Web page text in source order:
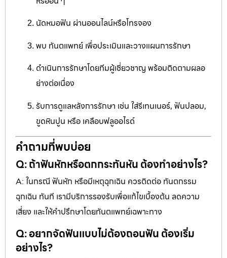
นัดหมอฟัน ผ่านออนไลน์หรือโทรจอง
พบ ทันตแพทย์ เพื่อประเมินและวางแผนการรักษา
ดำเนินการรักษาโดยทีมผู้เชี่ยวชาญ พร้อมติดตามผลอ
ย่างต่อเนื่อง
รับการดูแลหลังการรักษา เช่น ใส่รีเทนเนอร์, ฟันปลอม,
ขูดหินปูน หรือ เคลือบฟลูออไรด์
คำถามที่พบบ่อย
Q: ถ้าฟันหักหรือตกกระทันหัน ต้องทำอย่างไร?
A: ในกรณี ฟันหัก หรือมีเหตุฉุกเฉิน ควรติดต่อ ทันตกรรม
ฉุกเฉิน ทันที เรามีบริการรองรับเพื่อแก้ไขเบื้องต้น ลดความ
เสี่ยง และให้คำปรึกษาโดยทันตแพทย์เฉพาะทาง
Q: อยากจัดฟันแบบไม่ต้องถอนฟัน ต้องเริ่ม
อย่างไร?